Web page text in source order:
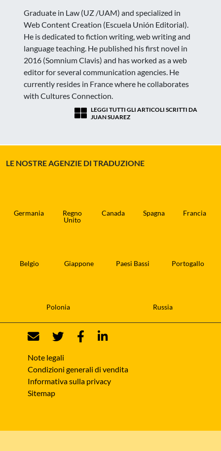
Graduate in Law (UZ /UAM) and specialized in
Web Content Creation (Escuela Unión Editorial).
He is dedicated to fiction writing, web writing and
language teaching. He published his first novel in
2016 (Somnium Clavis) and has worked as a web
editor for several communication agencies. He
currently resides in France where he collaborates
with Cultures Connection.
LEGGI TUTTI GLI ARTICOLI SCRITTI DA
JUAN SUAREZ
LE NOSTRE AGENZIE DI TRADUZIONE
Germania
Regno
Unito
Canada Spagna Francia
Belgio Giappone Paesi Bassi Portogallo
Polonia Russia
Note legali
Condizioni generali di vendita
Informativa sulla privacy
Sitemap